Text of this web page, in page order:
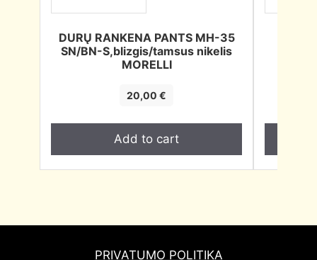
DURŲ RANKENA PANTS MH-35
SN/BN-S,blizgis/tamsus nikelis
MORELLI
20,00€
Add to cart
PRIVATUMO POLITIKA